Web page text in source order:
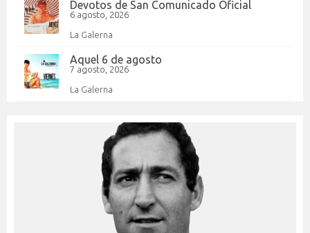
Devotos de San Comunicado Oficial
6 agosto, 2026
La Galerna
Aquel 6 de agosto
7 agosto, 2026
La Galerna